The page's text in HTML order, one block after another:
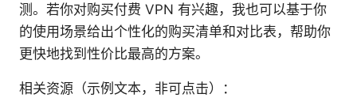
测。若你对购买付费 VPN 有兴趣，我也可以基于你
的使用场景给出个性化的购买清单和对比表，帮助你
更快地找到性价比最高的方案。
相关资源（示例文本，非可点击）：